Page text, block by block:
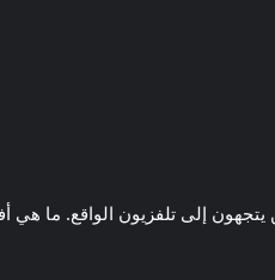
يتجهون إلى تلفزيون الواقع. ما